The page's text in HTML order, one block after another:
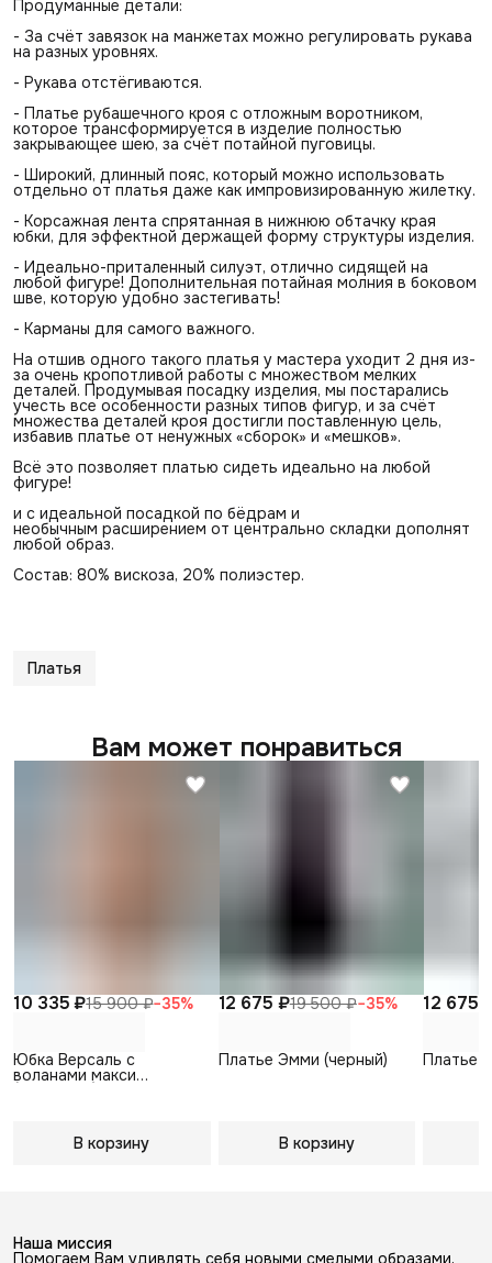
Продуманные детали:
- За счёт завязок на манжетах можно регулировать рукава
на разных уровнях.
- Рукава отстёгиваются.
- Платье рубашечного кроя с отложным воротником,
которое трансформируется в изделие полностью
закрывающее шею, за счёт потайной пуговицы.
- Широкий, длинный пояс, который можно использовать
отдельно от платья даже как импровизированную жилетку.
- Корсажная лента спрятанная в нижнюю обтачку края
юбки, для эффектной держащей форму структуры изделия.
- Идеально-приталенный силуэт, отлично сидящей на
любой фигуре! Дополнительная потайная молния в боковом
шве, которую удобно застегивать!
- Карманы для самого важного.
На отшив одного такого платья у мастера уходит 2 дня из-
за очень кропотливой работы с множеством мелких
деталей. Продумывая посадку изделия, мы постарались
учесть все особенности разных типов фигур, и за счёт
множества деталей кроя достигли поставленную цель,
избавив платье от ненужных «сборок» и «мешков».
Всё это позволяет платью сидеть идеально на любой
фигуре!
и с идеальной посадкой по бёдрам и
необычным расширением от центрально складки дополнят
любой образ.
Состав: 80% вискоза, 20% полиэстер.
Платья
Вам может понравиться
10 335 ₽15 900 ₽−35%
Юбка Версаль с
воланами макси
В корзину
12 675 ₽19 500 ₽−35%
Платье Эмми (черный)
В корзину
12 675
Платье
Наша миссия
Помогаем Вам удивлять себя новыми смелыми образами,